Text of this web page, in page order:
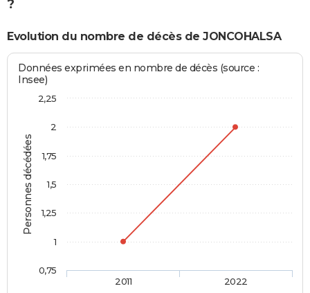
?
Evolution du nombre de décès de JONCOHALSA
Personnes décédées
Données exprimées en nombre de décès (source :
Insee)
2011 2022
0,75
1
1,25
1,5
1,75
2
2,25